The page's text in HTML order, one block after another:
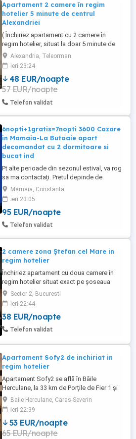
Apartament 2 camere în regim
hotelier 5 minute de centrul
Alexandriei
( Închiriez apartament cu 2 camere în
regim hotelier, situat la doar 5 minute de
centrul municipiului Alexandria.
Apartamentul este la parter și este
complet mobilat și utilat, fiind potrivit atât
pentru sejururi scurte, cât și pentru
deplasări în interes de serviciu. Oferă
confort, curățenie și toate ...
Alexandria, Teleorman
ieri 23:24
48 EUR/noapte
57 EUR/noapte
Telefon validat
6nopti+1gratis=7nopti 3600 Cazare
in Mamaia-La Butoaie apart
decomandat cu 2 dormitoare si
bucat ind
Pt alte perioade din sezonul estival, va rog
sa ma contactați. Pretul depinde de
perioada pe care o doriti si de nr de nopți.
Preturile sunt pentru ocuparea
apartamentului de catre max 4 persoane.
Pentru 5 persoane se mai adauga 50 de lei
pe noapte. Capacitatea maximă de cazare
Mamaia, Constanta
ieri 23:05
95 EUR/noapte
Telefon validat
2 camere zona Ștefan cel Mare in
regim hotelier
Închiriez apartament cu doua camere în
regim hotelier situat exact pe șoseaua
Ștefan cel Mare la 1 minut de metrou
stradal etaj 1 ,dispune de internet wifi , tv
,frigider, masina de spalat, aragaz
sufraferie canapea extensibila iar
dormitoru pat dublu pretul este de 150 lei
Sector 2, Bucuresti
ieri 22:44
38 EUR/noapte
Telefon validat
Apartament Sofy2 de inchiriat in
regim hotelier
Apartament Sofy2 se află în Băile
Herculane, la 33 km de Porţile de Fier 1 și
la 38 km de Rock Sculpture of Decebalus,
și pune la dispoziție cazare cu aer
condiționat, Wifi gratuit și balcon.
Proprietatea include vedere la munte și la
râu. Acest apartament oferă oaspeților 2
Baile Herculane, Caras-Severin
ieri 22:39
53 EUR/noapte
65 EUR/noapte